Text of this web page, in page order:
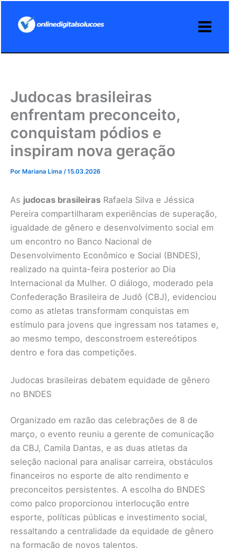
Judocas brasileiras
enfrentam preconceito,
conquistam pódios e
inspiram nova geração
Por Mariana Lima /15.03.2026
As judocas brasileiras Rafaela Silva e Jéssica
Pereira compartilharam experiências de superação,
igualdade de gênero e desenvolvimento social em
um encontro no Banco Nacional de
Desenvolvimento Econômico e Social (BNDES),
realizado na quinta-feira posterior ao Dia
Internacional da Mulher. O diálogo, moderado pela
Confederação Brasileira de Judô (CBJ), evidenciou
como as atletas transformam conquistas em
estímulo para jovens que ingressam nos tatames e,
ao mesmo tempo, desconstroem estereótipos
dentro e fora das competições.
Judocas brasileiras debatem equidade de gênero
no BNDES
Organizado em razão das celebrações de 8 de
março, o evento reuniu a gerente de comunicação
da CBJ, Camila Dantas, e as duas atletas da
seleção nacional para analisar carreira, obstáculos
financeiros no esporte de alto rendimento e
preconceitos persistentes. A escolha do BNDES
como palco proporcionou interlocução entre
esporte, políticas públicas e investimento social,
ressaltando a centralidade da equidade de gênero
na formação de novos talentos.